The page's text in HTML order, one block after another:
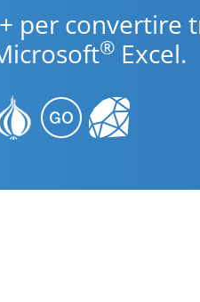
per convertire
® Excel.